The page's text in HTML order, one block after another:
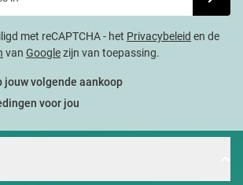
met reCAPTCHA - het Privacybeleid en de
van Googlezijn van toepassing.
jouw volgende aankoop
voor jou